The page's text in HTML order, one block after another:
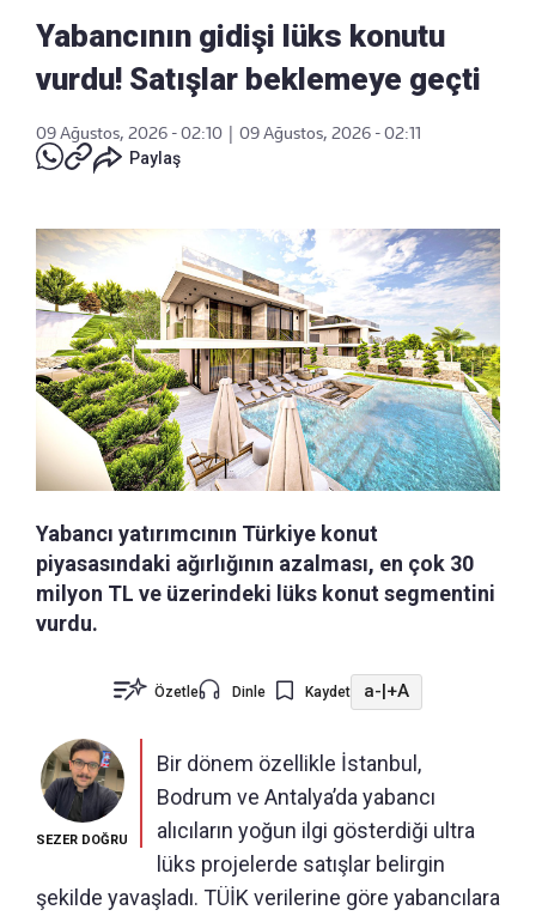
Yabancının gidişi lüks konutu
vurdu! Satışlar beklemeye geçti
09 Ağustos, 2026 - 02:10
09 Ağustos, 2026 - 02:11
Paylaş
Yabancı yatırımcının Türkiye konut
piyasasındaki ağırlığının azalması, en çok 30
milyon TL ve üzerindeki lüks konut segmentini
vurdu.
Özetle Dinle Kaydet a-|+A
SEZER DOĞRU
Bir dönem özellikle İstanbul,
Bodrum ve Antalya’da yabancı
alıcıların yoğun ilgi gösterdiği ultra
lüks projelerde satışlar belirgin
şekilde yavaşladı. TÜİK verilerine göre yabancılara